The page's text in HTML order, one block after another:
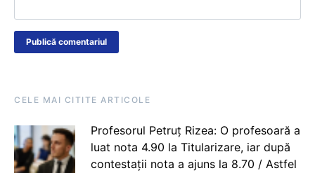
CELE MAI CITITE ARTICOLE
Profesorul Petruț Rizea: O profesoară a
luat nota 4.90 la Titularizare, iar după
contestații nota a ajuns la 8.70 / Astfel